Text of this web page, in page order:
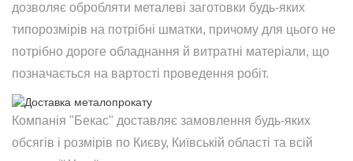
дозволяє обробляти металеві заготовки будь-яких
типорозмірів на потрібні шматки, причому для цього не
потрібно дороге обладнання й витратні матеріали, що
позначається на вартості проведення робіт.
Компанія "Бекас" доставляє замовлення будь-яких
обсягів і розмірів по Києву, Київській області та всій